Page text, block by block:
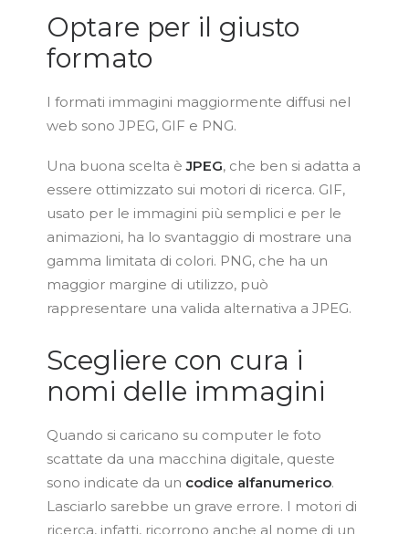
Optare per il giusto
formato
I formati immagini maggiormente diffusi nel
web sono JPEG, GIF e PNG.
Una buona scelta èJPEG, che ben si adatta a
essere ottimizzato sui motori di ricerca. GIF,
usato per le immagini più semplici e per le
animazioni, ha lo svantaggio di mostrare una
gamma limitata di colori. PNG, che ha un
maggior margine di utilizzo, può
rappresentare una valida alternativa a JPEG.
Scegliere con cura i
nomi delle immagini
Quando si caricano su computer le foto
scattate da una macchina digitale, queste
sono indicate da un codice alfanumerico.
Lasciarlo sarebbe un grave errore. I motori di
ricerca, infatti, ricorrono anche al nome di un